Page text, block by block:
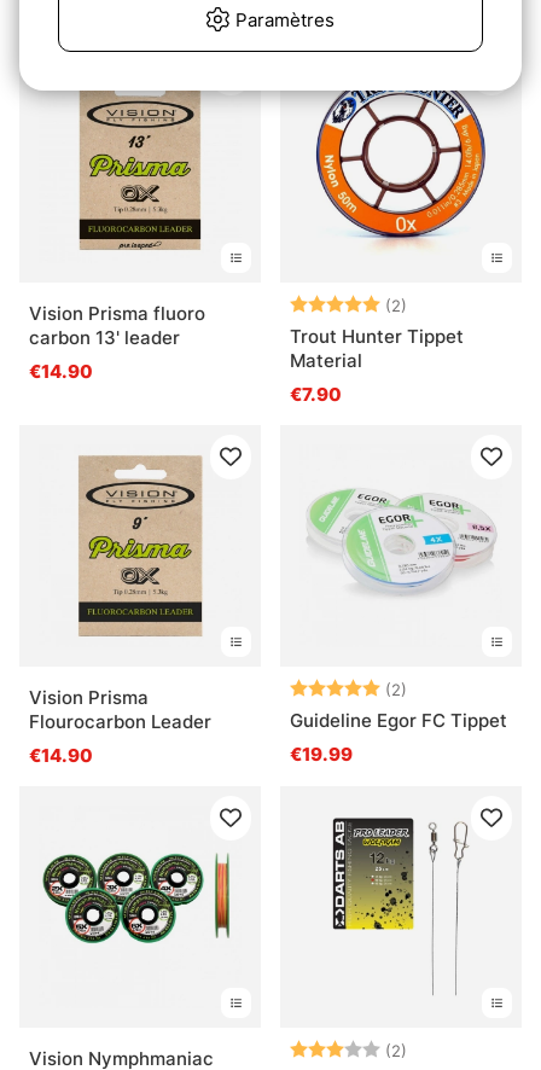
pd.€8
Vision Prisma fluoro
carbon 13' leader
€14.90
Note: (2)
Trout Hunter Tippet
Material
€7.90
Vision Prisma
Flourocarbon Leader
€14.90
Note: (2)
Guideline Egor FC Tippet
€19.99
Vision Nymphmaniac
Note: (2)
Paramètres